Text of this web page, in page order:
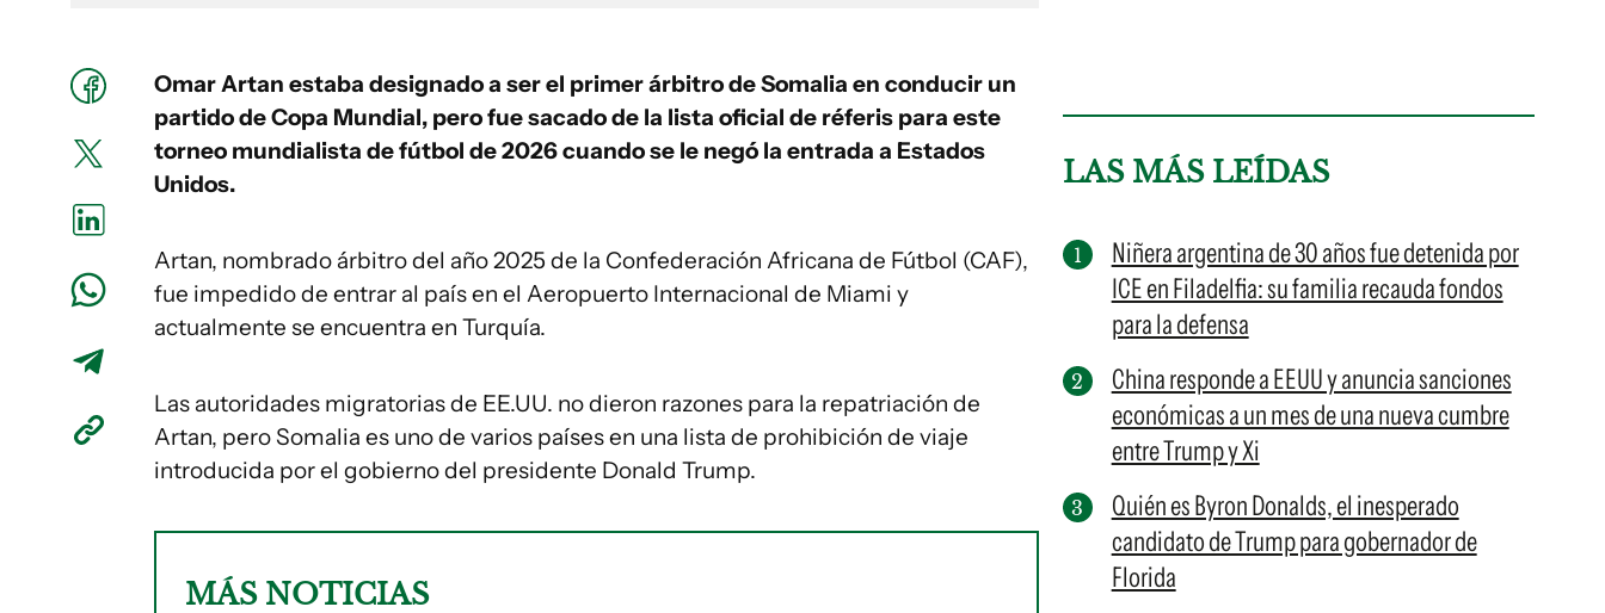
Omar Artan estaba designado a ser el primer árbitro de Somalia en conducir un
partido de Copa Mundial, pero fue sacado de la lista oficial de réferis para este
torneo mundialista de fútbol de 2026 cuando se le negó la entrada a Estados
Unidos.
Artan, nombrado árbitro del año 2025 de la Confederación Africana de Fútbol (CAF),
fue impedido de entrar al país en el Aeropuerto Internacional de Miami y
actualmente se encuentra en Turquía.
Las autoridades migratorias de EE.UU. no dieron razones para la repatriación de
Artan, pero Somalia es uno de varios países en una lista de prohibición de viaje
introducida por el gobierno del presidente Donald Trump.
MÁS NOTICIAS
LAS MÁS LEÍDAS
Niñera argentina de 30 años fue detenida por
ICE en Filadelfia: su familia recauda fondos
para la defensa
China responde a EEUU y anuncia sanciones
económicas a un mes de una nueva cumbre
entre Trump y Xi
Quién es Byron Donalds, el inesperado
candidato de Trump para gobernador de
Florida